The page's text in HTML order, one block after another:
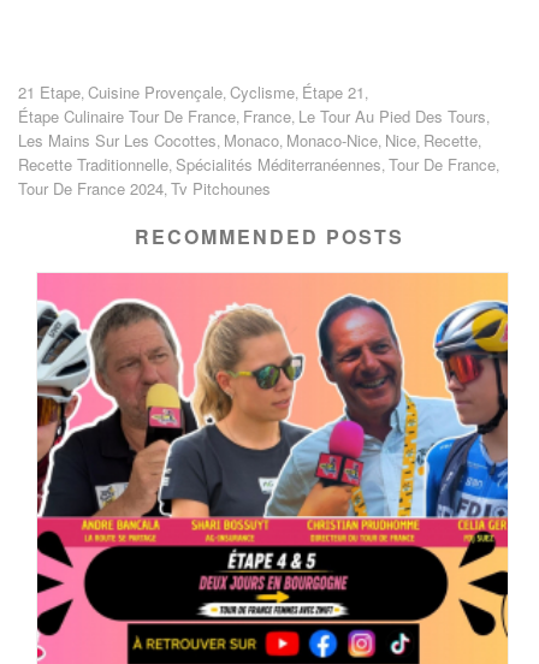
21 Etape Cuisine Provençale Cyclisme Étape 21
Étape Culinaire Tour De France France Le Tour Au Pied Des Tours
Les Mains Sur Les Cocottes Monaco Monaco-Nice Nice Recette
Recette Traditionnelle Spécialités Méditerranéennes Tour De France
Tour De France 2024 Tv Pitchounes
RECOMMENDED POSTS